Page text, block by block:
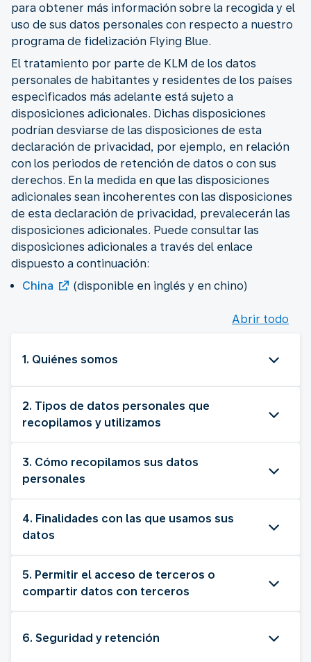
para obtener más información sobre la recogida y el
uso de sus datos personales con respecto a nuestro
programa de fidelización Flying Blue.
El tratamiento por parte de KLM de los datos
personales de habitantes y residentes de los países
especificados más adelante está sujeto a
disposiciones adicionales. Dichas disposiciones
podrían desviarse de las disposiciones de esta
declaración de privacidad, por ejemplo, en relación
con los periodos de retención de datos o con sus
derechos. En la medida en que las disposiciones
adicionales sean incoherentes con las disposiciones
de esta declaración de privacidad, prevalecerán las
disposiciones adicionales. Puede consultar las
disposiciones adicionales a través del enlace
dispuesto a continuación:
China
(disponible en inglés y en chino)
Abrir todo
1. Quiénes somos
2. Tipos de datos personales que
recopilamos y utilizamos
3. Cómo recopilamos sus datos
personales
4. Finalidades con las que usamos sus
datos
5. Permitir el acceso de terceros o
compartir datos con terceros
6. Seguridad y retención